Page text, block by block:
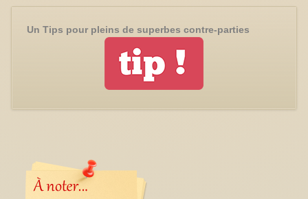
Un Tips pour pleins de superbes contre-parties